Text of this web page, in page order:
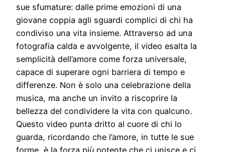
sue sfumature: dalle prime emozioni di una
giovane coppia agli sguardi complici di chi ha
condiviso una vita insieme. Attraverso ad una
fotografia calda e avvolgente, il video esalta la
semplicità dell’amore come forza universale,
capace di superare ogni barriera di tempo e
differenze. Non è solo una celebrazione della
musica, ma anche un invito a riscoprire la
bellezza del condividere la vita con qualcuno.
Questo video punta dritto al cuore di chi lo
guarda, ricordando che l’amore, in tutte le sue